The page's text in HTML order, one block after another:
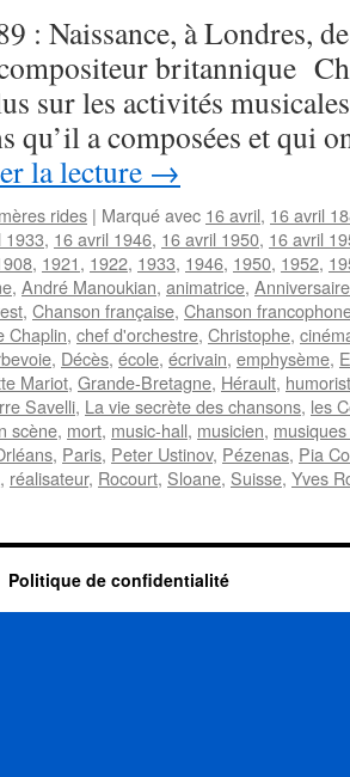
: Naissance, à Londres,
britannique
sur les activités
qu’il a composées et qui
la lecture →
rides | Marqué avec 16 avril, 16 avril
1933, 16 avril 1946, 16 avril 1950, 16 avril
, 1921, 1922, 1933, 1946, 1950, 1952,
, André Manoukian, animatrice, Anniversaire
, Chanson française, Chanson
Chaplin, chef d'orchestre, Christophe,
, Décès, école, écrivain, emphysème,
Mariot, Grande-Bretagne, Hérault,
Savelli, La vie secrète des chansons, les
scène, mort, music-hall, musicien,
, Paris, Peter Ustinov, Pézenas, Pia
, réalisateur, Rocourt, Sloane, Suisse, Yves
Politique de confidentialité